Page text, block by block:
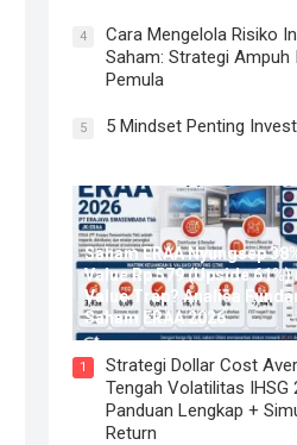
4
Cara Mengelola Risiko
Saham: Strategi Ampuh
Pemula
5 5 Mindset Penting
Saham ERAA Nyungsep
Value Rp 579 (Upside 61%)
Value Trap? Analisa
Saham ERAA 2026
1
Strategi Dollar Cost
Tengah Volatilitas IHSG
Panduan Lengkap +
Return